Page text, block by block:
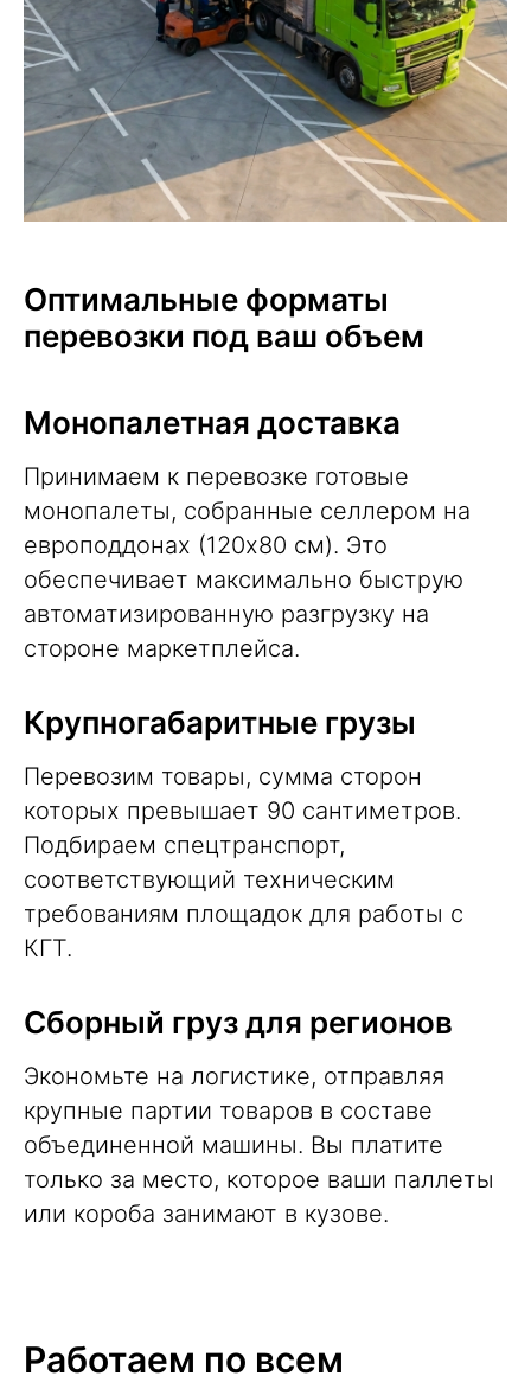
Оптимальные форматы
перевозки под ваш объем
Монопалетная доставка
Принимаем к перевозке готовые
монопалеты, собранные селлером на
европоддонах (120х80 см). Это
обеспечивает максимально быструю
автоматизированную разгрузку на
стороне маркетплейса.
Крупногабаритные грузы
Перевозим товары, сумма сторон
которых превышает 90 сантиметров.
Подбираем спецтранспорт,
соответствующий техническим
требованиям площадок для работы с
КГТ.
Сборный груздля регионов
Экономьте на логистике, отправляя
крупные партии товаров в составе
объединенной машины. Вы платите
только за место, которое ваши паллеты
или короба занимают в кузове.
Работаем по всем